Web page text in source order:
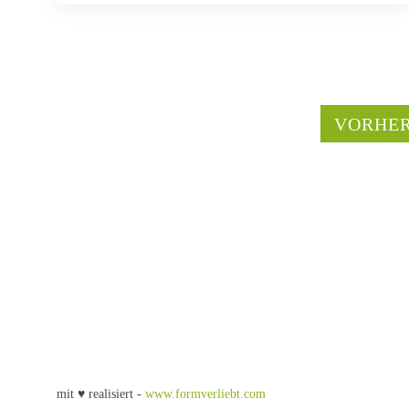
mit ♥ realisiert - www.formverliebt.com